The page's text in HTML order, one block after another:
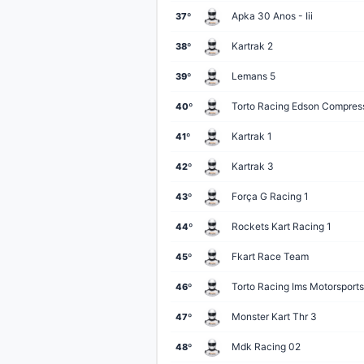
49º Torto Racing Edson
50º Papa-leguas Edag I
51º Lemans 4
52º Kart & Familia
53º Ne Racing Esquadrão Do Kart
54º Papa-leguas Edag Iii
55º Kartloko 2
56º Fkart Road Automação
57º Escuderia Rs Iii
🏁 Ver corrida completa - Qualify
🏁 ENDURANCE
# PILOTO / EQUIPE
37º Apka 30 Anos - Iii
38º Kartrak 2
39º Lemans 5
40º Torto Racing Edson
41º Kartrak 1
42º Kartrak 3
43º Força G Racing 1
44º Rockets Kart Racing 1
45º Fkart Race Team
46º Torto Racing Ims Motorsports
47º Monster Kart Thr 3
48º Mdk Racing 02